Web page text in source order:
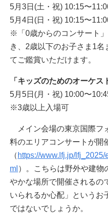
5月3日(土・祝) 10:15〜
5月4日(日・祝) 10:15〜
※「0歳からのコンサート
き、2歳以下のお子さま1
てご鑑賞いただけます。
「キッズのためのオーケス
5月5日(月・祝) 10:00〜
※3歳以上入場可
メイン会場の東京国際フ
料のエリアコンサートが開
（ https://www.lfj.jp/
ml ）。こちらは野外や建物
やかな場所で開催されるの
いられるか心配」というお
ではないでしょうか。